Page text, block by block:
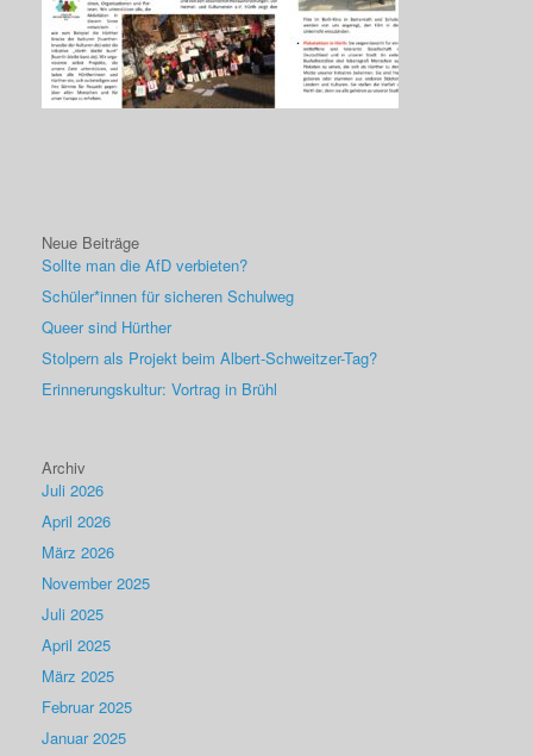
Neue Beiträge
Sollte man die AfD verbieten?
Schüler*innen für sicheren Schulweg
Queer sind Hürther
Stolpern als Projekt beim Albert-Schweitzer-Tag?
Erinnerungskultur: Vortrag in Brühl
Archiv
Juli 2026
April 2026
März 2026
November 2025
Juli 2025
April 2025
März 2025
Februar 2025
Januar 2025